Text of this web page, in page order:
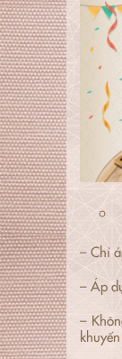
– Chỉ
– Áp
–